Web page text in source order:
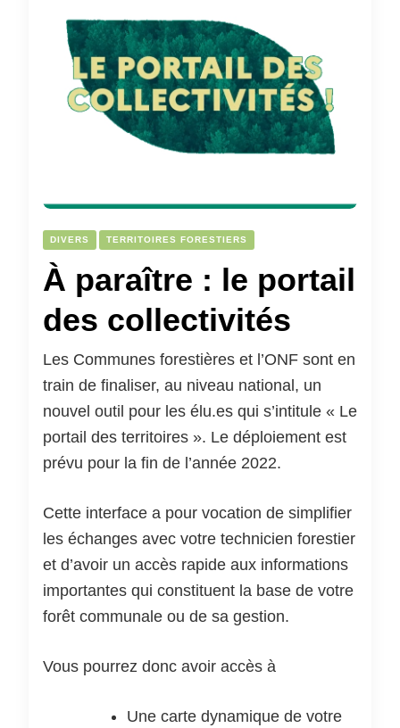
DIVERS TERRITOIRES FORESTIERS
À paraître : le portail
des collectivités
Les Communes forestières et l’ONF sont en
train de finaliser, au niveau national, un
nouvel outil pour les élu.es qui s’intitule « Le
portail des territoires ». Le déploiement est
prévu pour la fin de l’année 2022.
Cette interface a pour vocation de simplifier
les échanges avec votre technicien forestier
et d’avoir un accès rapide aux informations
importantes qui constituent la base de votre
forêt communale ou de sa gestion.
Vous pourrez donc avoir accès à
Une carte dynamique de votre